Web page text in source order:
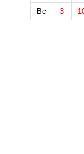
Вс
3